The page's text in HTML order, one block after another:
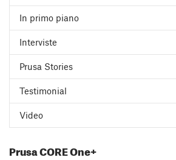
In primo piano
Interviste
Prusa Stories
Testimonial
Video
Prusa CORE One+